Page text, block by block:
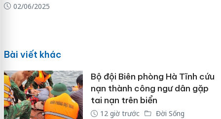
02/06/2025
Bài viết khác
Bộ đội Biên phòng Hà Tĩnh cứu
nạn thành công ngư dân gặp
tai nạn trên biển
12 giờ trước Đời Sống